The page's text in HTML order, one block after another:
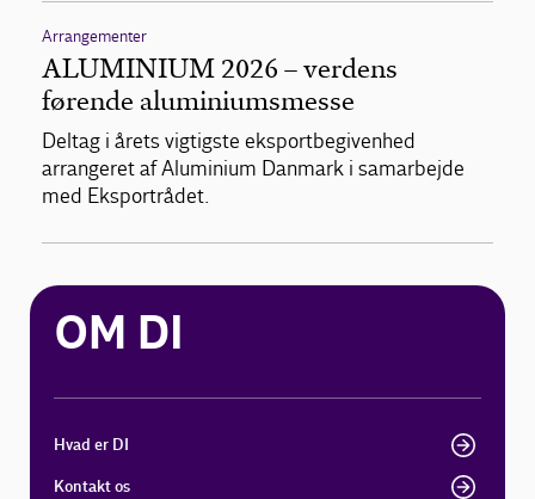
Arrangementer
ALUMINIUM 2026 – verdens
førende aluminiumsmesse
Deltag i årets vigtigste eksportbegivenhed
arrangeret af Aluminium Danmark i samarbejde
med Eksportrådet.
OM DI
Hvad er DI
Kontakt os